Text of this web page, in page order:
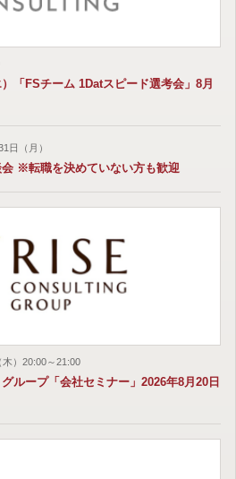
「FSチーム 1Datスピード選考会」8月
日（月）
※転職を決めていない方も歓迎
）20:00～21:00
ループ「会社セミナー」2026年8月20日